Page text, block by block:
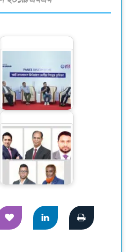
স্মার্ট বাংলাদেশ বিনির্মাণে
‘সেন্ট্রাল ফোরাম’ গঠনের
আহ্বান
ইউনাইটেড কমার্শিয়াল
ব্যাংক পিএলসি
(ইউসিবি)-র…